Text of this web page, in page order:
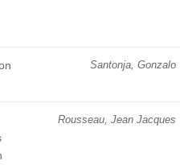
Santonja, Gonzalo
Rousseau, Jean Jacques